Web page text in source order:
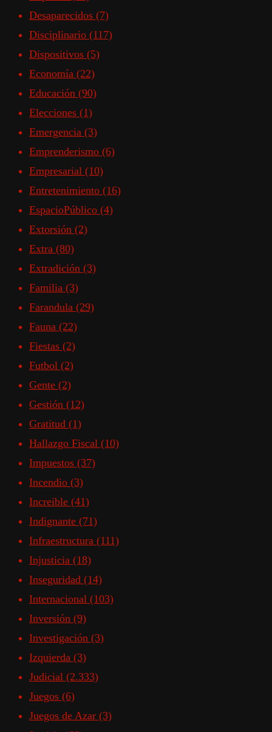
Desaparecidos (7)
Disciplinario (117)
Dispositivos (5)
Economía (22)
Educación (90)
Elecciones (1)
Emergencia (3)
Emprenderismo (6)
Empresarial (10)
Entretenimiento (16)
EspacioPúblico (4)
Extorsión (2)
Extra (80)
Extradición (3)
Familia (3)
Farandula (29)
Fauna (22)
Fiestas (2)
Futbol (2)
Gente (2)
Gestión (12)
Gratitud (1)
Hallazgo Fiscal (10)
Impuestos (37)
Incendio (3)
Increible (41)
Indignante (71)
Infraestructura (111)
Injusticia (18)
Inseguridad (14)
Internacional (103)
Inversión (9)
Investigación (3)
Izquierda (3)
Judicial (2.333)
Juegos (6)
Juegos de Azar (3)